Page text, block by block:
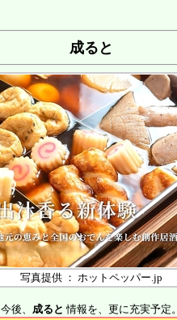
成ると
写真提供 ： ホットペッパー.jp
今後、 成ると 情報を、更に充実予定。